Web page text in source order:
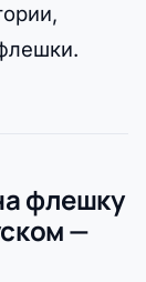
флешку
—